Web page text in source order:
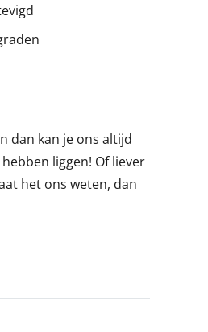
dan kan je ons altijd
liggen! Of liever
het ons weten, dan